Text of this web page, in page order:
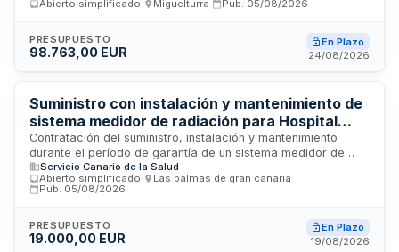
software de gestión del sistema. El contrato comprende
existente. Se trata de un contrato administrativo de suministro
tramitado mediante procedimiento abierto simplificado
Abierto simplificado
Miguelturra Pub. 05/08/2026
PRESUPUESTO
98.763,00 EUR
En Plazo
24/08/2026
Suministro con instalación y mantenimiento de
sistema medidor de radiación para Hospital
Universitario de Gran Canaria Dr. Negrín
Contratación del suministro, instalación y mantenimiento
durante el período de garantía de un sistema medidor de
radiación destinado a la Dirección Gerencia del Hospital
Universitario de Gran Canaria Dr. Negrín. El contrato incluye la
entrega del equipo en el almacén general del hospital, su
mantenimiento durante la garantía. La ejecución debe
completarse en un plazo máximo de tres meses desde la
Servicio Canario de la Salud
Abierto simplificado
Las palmas de gran canaria
Pub. 05/08/2026
PRESUPUESTO
19.000,00 EUR
En Plazo
19/08/2026